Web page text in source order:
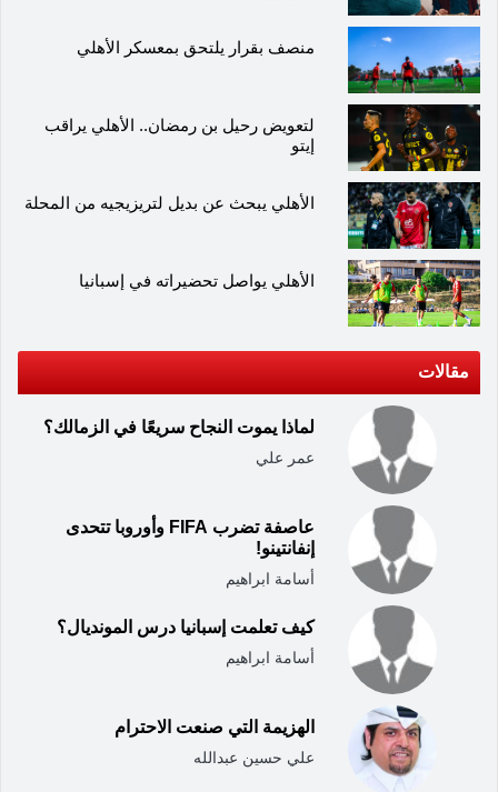
منصف بقرار يلتحق بمعسكر الأهلي
لتعويض رحيل بن رمضان.. الأهلي يراقب
إيتو
الأهلي يبحث عن بديل لتريزيجيه من المحلة
الأهلي يواصل تحضيراته في إسبانيا
مقالات
لماذا يموت النجاح سريعًا في الزمالك؟
عمر علي
عاصفة تضرب FIFA وأوروبا تتحدى
إنفانتينو!
أسامة ابراهيم
كيف تعلمت إسبانيا درس المونديال؟
أسامة ابراهيم
الهزيمة التي صنعت الاحترام
علي حسين عبدالله